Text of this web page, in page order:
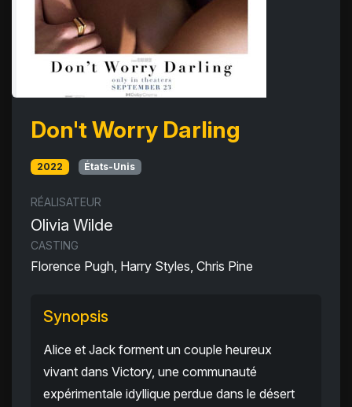
Don't Worry Darling
2022 États-Unis
RÉALISATEUR
Olivia Wilde
CASTING
Florence Pugh, Harry Styles, Chris Pine
Synopsis
Alice et Jack forment un couple heureux
vivant dans Victory, une communauté
expérimentale idyllique perdue dans le désert